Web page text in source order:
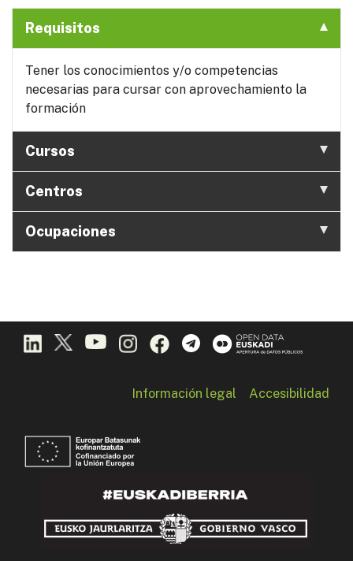
Requisitos
Tener los conocimientos y/o competencias
necesarias para cursar con aprovechamiento la
formación
Cursos
Centros
Ocupaciones
Información legal Accesibilidad